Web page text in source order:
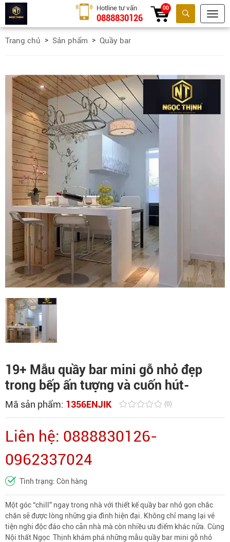
Tìm kiếm
Hotline tư vấn
0888830126
00
Trang chủ Sản phẩm Quầy bar
19+ Mẫu quầy bar mini gỗ nhỏ đẹp
trong bếp ấn tượng và cuốn hút-
Mã sản phẩm: 1356ENJIK (0)
Liên hệ: 0888830126-
0962337024
Tình trạng: Còn hàng
Một góc “chill” ngay trong nhà với thiết kế quầy bar nhỏ gọn chắc
chắn sẽ được lòng những gia đình hiện đại. Không chỉ mang lại vẻ
tiện nghi độc đáo cho căn nhà mà còn nhiều ưu điểm khác nữa. Cùng
Nội thất Ngọc Thịnh khám phá những mẫu quầy bar mini gỗ nhỏ